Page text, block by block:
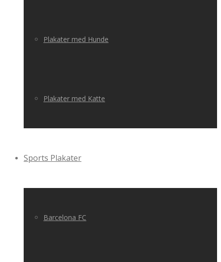
Plakater med Hunde
Plakater med Katte
Sports Plakater
Barcelona FC